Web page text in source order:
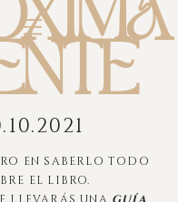
EN SABERLO TODO
EL LIBRO.